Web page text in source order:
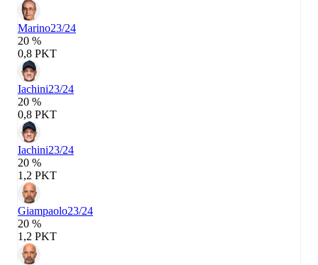
Marino23/24
20 %
0,8 PKT
Iachini23/24
20 %
0,8 PKT
Iachini23/24
20 %
1,2 PKT
Giampaolo23/24
20 %
1,2 PKT